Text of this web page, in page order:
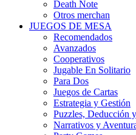
Death Note
Otros merchan
JUEGOS DE MESA
Recomendados
Avanzados
Cooperativos
Jugable En Solitario
Para Dos
Juegos de Cartas
Estrategia y Gestión
Puzzles, Deducción
Narrativos y